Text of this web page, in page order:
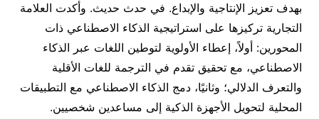
بهدف تعزيز الإنتاجية والإبداع. في حدث حديث. وأكدت العلامة
التجارية تركيزها على استراتيجية الذكاء الاصطناعي ذات
المحورين: أولاً، إعطاء الأولوية لتوطين اللغات عبر الذكاء
الاصطناعي، مع تحقيق تقدم في الترجمة للغات الأقلية
والتعرف الدلالي؛ وثانيًا، دمج الذكاء الاصطناعي مع التطبيقات
المحلية لتحويل الأجهزة الذكية إلى مساعدين شخصيين.